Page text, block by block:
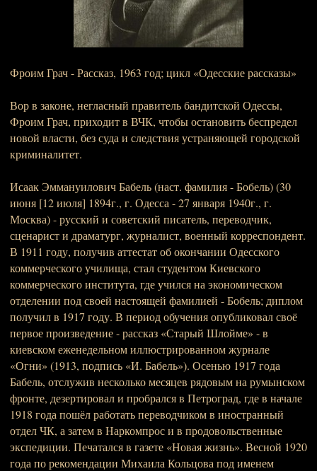
Фроим Грач - Рассказ, 1963 год; цикл «Одесские рассказы»
Вор в законе, негласный правитель бандитской Одессы,
Фроим Грач, приходит в ВЧК, чтобы остановить беспредел
новой власти, без суда и следствия устраняющей городской
криминалитет.
Исаак Эммануилович Бабель (наст. фамилия - Бобель) (30
июня [12 июля] 1894г., г. Одесса - 27 января 1940г., г.
Москва) - русский и советский писатель, переводчик,
сценарист и драматург, журналист, военный корреспондент.
В 1911 году, получив аттестат об окончании Одесского
коммерческого училища, стал студентом Киевского
коммерческого института, где учился на экономическом
отделении под своей настоящей фамилией - Бобель; диплом
получил в 1917 году. В период обучения опубликовал своё
первое произведение - рассказ «Старый Шлойме» - в
киевском еженедельном иллюстрированном журнале
«Огни» (1913, подпись «И. Бабель»). Осенью 1917 года
Бабель, отслужив несколько месяцев рядовым на румынском
фронте, дезертировал и пробрался в Петроград, где в начале
1918 года пошёл работать переводчиком в иностранный
отдел ЧК, а затем в Наркомпрос и в продовольственные
экспедиции. Печатался в газете «Новая жизнь». Весной 1920
года по рекомендации Михаила Кольцова под именем